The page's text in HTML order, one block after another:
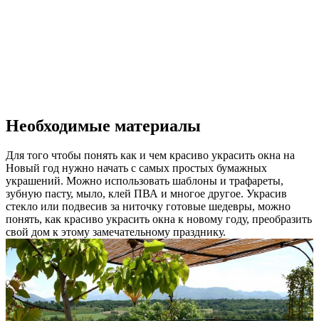
Необходимые материалы
Для того чтобы понять как и чем красиво украсить окна на
Новый год нужно начать с самых простых бумажных
украшений. Можно использовать шаблоны и трафареты,
зубную пасту, мыло, клей ПВА и многое другое. Украсив
стекло или подвесив за ниточку готовые шедевры, можно
понять, как красиво украсить окна к новому году, преобразить
свой дом к этому замечательному празднику.